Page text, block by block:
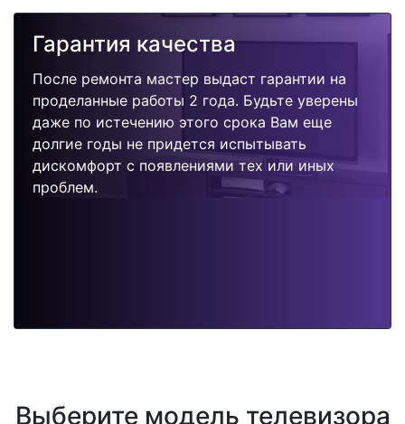
Гарантия качества
После ремонта мастер выдаст гарантии на
проделанные работы 2 года. Будьте уверены
даже по истечению этого срока Вам еще
долгие годы не придется испытывать
дискомфорт с появлениями тех или иных
проблем.
Выберите модель телевизора